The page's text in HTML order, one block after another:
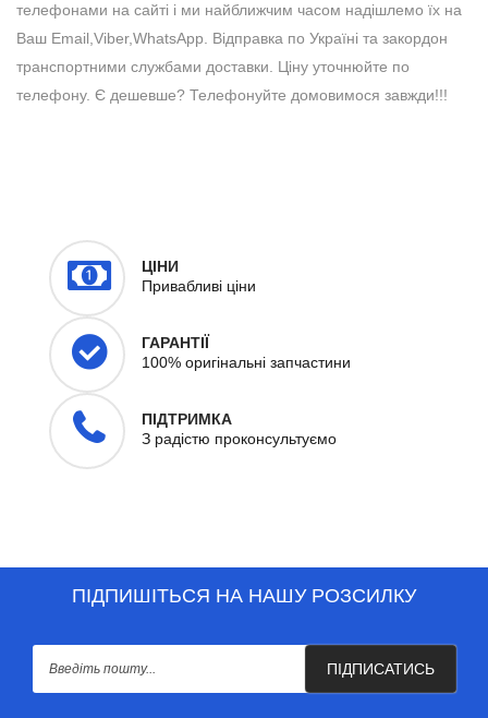
телефонами на сайті і ми найближчим часом надішлемо їх на
Ваш Email,Viber,WhatsApp. Відправка по Україні та закордон
транспортними службами доставки. Ціну уточнюйте по
телефону. Є дешевше? Телефонуйте домовимося завжди!!!
ЦІНИ
Привабливі ціни
ГАРАНТІЇ
100% оригінальні запчастини
ПІДТРИМКА
З радістю проконсультуємо
ПІДПИШІТЬСЯ НА НАШУ РОЗСИЛКУ
ПІДПИСАТИСЬ